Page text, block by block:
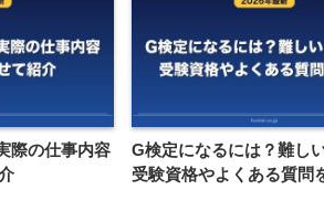
際の仕事内容
G検定になるには？難し
受験資格やよくある質問